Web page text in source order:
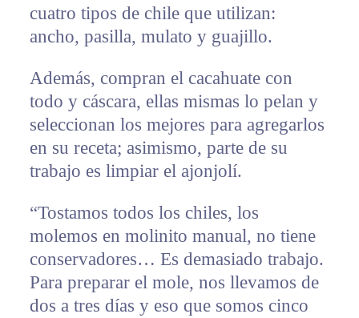
cuatro tipos de chile que utilizan:
ancho, pasilla, mulato y guajillo.
Además, compran el cacahuate con
todo y cáscara, ellas mismas lo pelan y
seleccionan los mejores para agregarlos
en su receta; asimismo, parte de su
trabajo es limpiar el ajonjolí.
“Tostamos todos los chiles, los
molemos en molinito manual, no tiene
conservadores… Es demasiado trabajo.
Para preparar el mole, nos llevamos de
dos a tres días y eso que somos cinco